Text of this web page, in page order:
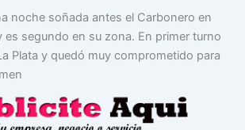
noche soñada antes el Carbonero en
es segundo en su zona. En primer turno
Plata y quedó muy comprometido para